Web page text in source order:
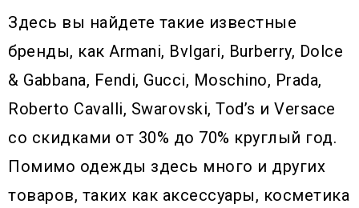
Здесь вы найдете такие известные
бренды, как Armani, Bvlgari, Burberry, Dolce
& Gabbana, Fendi, Gucci, Moschino, Prada,
Roberto Cavalli, Swarovski, Tod’s и Versace
со скидками от 30% до 70% круглый год.
Помимо одежды здесь много и других
товаров, таких как аксессуары, косметика